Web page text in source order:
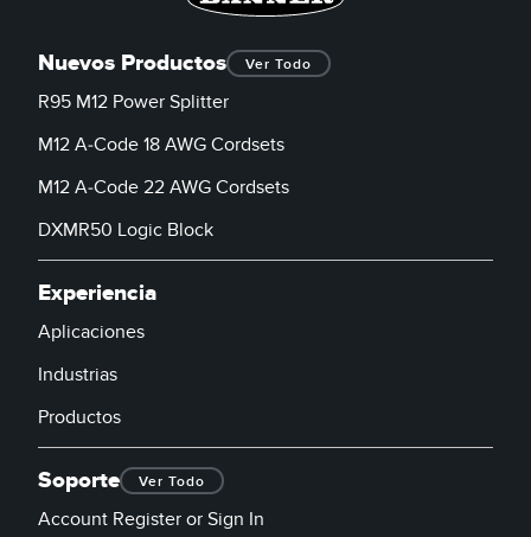
Banner Measurement Sensor Software
Software de Configuración para Sensor GUI
TECNOLOGÍA
Sensors with IO-Link
Nuevos Productos Ver Todo
R95 M12 Power Splitter
M12 A-Code 18 AWG Cordsets
M12 A-Code 22 AWG Cordsets
DXMR50 Logic Block
Experiencia
Aplicaciones
Industrias
Productos
Soporte Ver Todo
Account Register or Sign In